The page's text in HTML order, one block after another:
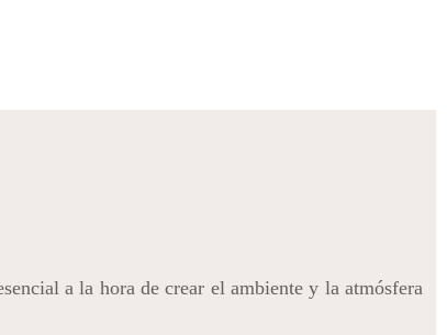
a la hora de crear el ambiente y la atmósfera